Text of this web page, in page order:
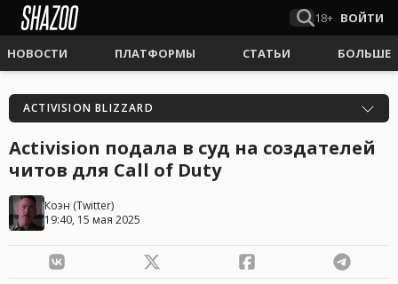
18+ ВОЙТИ
НОВОСТИ ПЛАТФОРМЫ СТАТЬИ БОЛЬШЕ
ACTIVISION BLIZZARD
Activision подала в суд на создателей
читов для Call of Duty
Коэн (Twitter)
19:40, 15 мая 2025